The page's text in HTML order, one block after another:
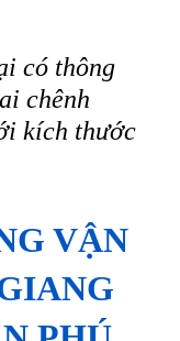
có thông
chênh
kích thước
VẬN